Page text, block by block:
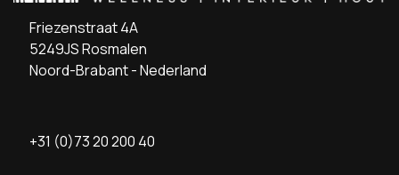
Friezenstraat 4A
5249JS Rosmalen
Noord-Brabant - Nederland
+31 (0)73 20 200 40